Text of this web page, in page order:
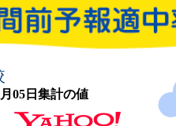
05日集計の値